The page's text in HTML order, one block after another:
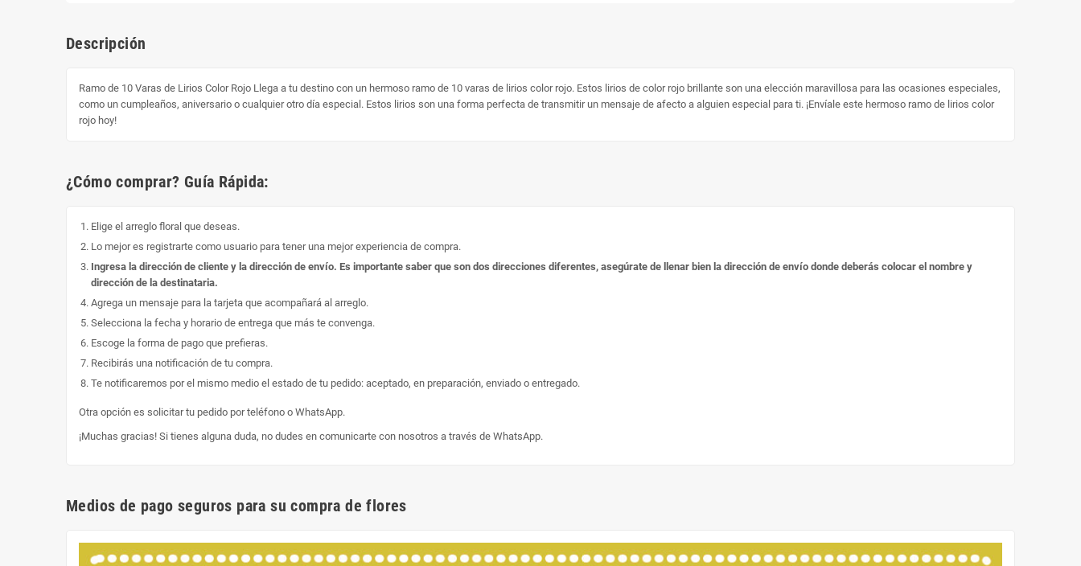
Descripción
Ramo de 10 Varas de Lirios Color Rojo Llega a tu destino con un hermoso ramo de 10 varas de lirios color rojo. Estos lirios de color rojo brillante son una elección maravillosa para las ocasiones especiales,
como un cumpleaños, aniversario o cualquier otro día especial. Estos lirios son una forma perfecta de transmitir un mensaje de afecto a alguien especial para ti. ¡Envíale este hermoso ramo de lirios color
rojo hoy!
¿Cómo comprar? Guía Rápida:
Elige el arreglo floral que deseas.
Lo mejor es registrarte como usuario para tener una mejor experiencia de compra.
Ingresa la dirección de cliente y la dirección de envío. Es importante saber que son dos direcciones diferentes, asegúrate de llenar bien la dirección de envío donde deberás colocar el nombre y
dirección de la destinataria.
Agrega un mensaje para la tarjeta que acompañará al arreglo.
Selecciona la fecha y horario de entrega que más te convenga.
Escoge la forma de pago que prefieras.
Recibirás una notificación de tu compra.
Te notificaremos por el mismo medio el estado de tu pedido: aceptado, en preparación, enviado o entregado.
Otra opción es solicitar tu pedido por teléfono o WhatsApp.
¡Muchas gracias! Si tienes alguna duda, no dudes en comunicarte con nosotros a través de WhatsApp.
Medios de pago seguros para su compra de flores